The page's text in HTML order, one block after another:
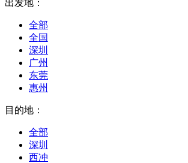
出发地：
全部
全国
深圳
广州
东莞
惠州
目的地：
全部
深圳
西冲